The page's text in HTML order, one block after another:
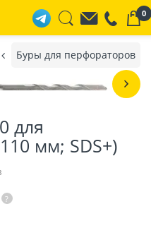
0
Буры для перфораторов
для
мм; SDS+)